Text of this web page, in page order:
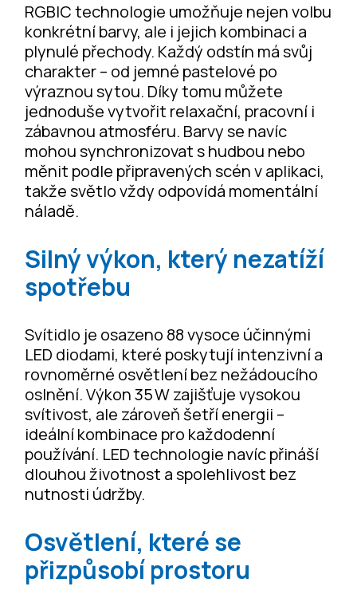
RGBIC technologie umožňuje nejen volbu
konkrétní barvy, ale i jejich kombinaci a
plynulé přechody. Každý odstín má svůj
charakter – od jemné pastelové po
výraznou sytou. Díky tomu můžete
jednoduše vytvořit relaxační, pracovní i
zábavnou atmosféru. Barvy se navíc
mohou synchronizovat s hudbou nebo
měnit podle připravených scén v aplikaci,
takže světlo vždy odpovídá momentální
náladě.
Silný výkon, který nezatíží
spotřebu
Svítidlo je osazeno 88 vysoce účinnými
LED diodami, které poskytují intenzivní a
rovnoměrné osvětlení bez nežádoucího
oslnění. Výkon 35 W zajišťuje vysokou
svítivost, ale zároveň šetří energii –
ideální kombinace pro každodenní
používání. LED technologie navíc přináší
dlouhou životnost a spolehlivost bez
nutnosti údržby.
Osvětlení, které se
přizpůsobí prostoru